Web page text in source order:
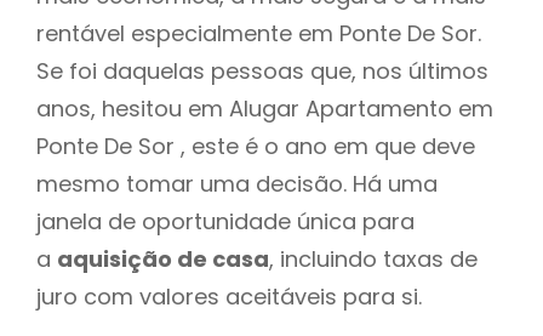
rentável especialmente em Ponte De Sor.
Se foi daquelas pessoas que, nos últimos
anos, hesitou em Alugar Apartamento em
Ponte De Sor , este é o ano em que deve
mesmo tomar uma decisão. Há uma
janela de oportunidade única para
a aquisição de casa, incluindo taxas de
juro com valores aceitáveis para si.